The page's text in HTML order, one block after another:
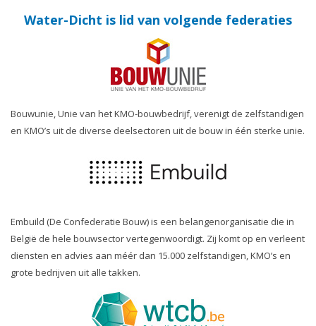
Water-Dicht is lid van volgende federaties
Bouwunie, Unie van het KMO-bouwbedrijf, verenigt de zelfstandigen
en KMO’s uit de diverse deelsectoren uit de bouw in één sterke unie.
Embuild (De Confederatie Bouw) is een belangenorganisatie die in
België de hele bouwsector vertegenwoordigt. Zij komt op en verleent
diensten en advies aan méér dan 15.000 zelfstandigen, KMO’s en
grote bedrijven uit alle takken.